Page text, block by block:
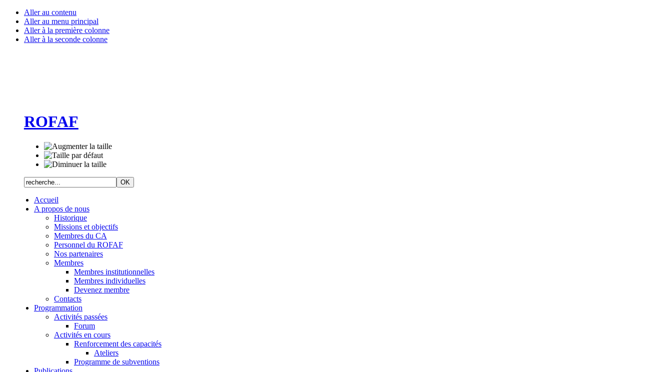
Aller au contenu
Aller au menu principal
Aller à la première colonne
Aller à la seconde colonne
ROFAF
Accueil
A propos de nous
Historique
Missions et objectifs
Membres du CA
Personnel du ROFAF
Nos partenaires
Membres
Membres institutionnelles
Membres individuelles
Devenez membre
Contacts
Programmation
Activités passées
Forum
Activités en cours
Renforcement des capacités
Ateliers
Programme de subventions